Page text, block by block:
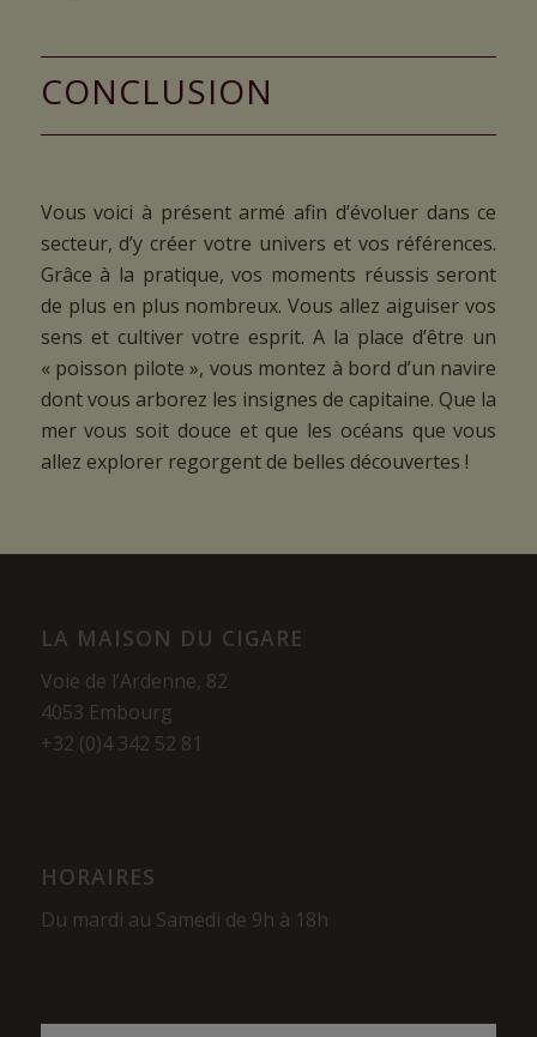
CONCLUSION
Vous voici à présent armé afin d’évoluer dans ce
secteur, d’y créer votre univers et vos références.
Grâce à la pratique, vos moments réussis seront
de plus en plus nombreux. Vous allez aiguiser vos
sens et cultiver votre esprit. A la place d’être un
« poisson pilote », vous montez à bord d’un navire
dont vous arborez les insignes de capitaine. Que la
mer vous soit douce et que les océans que vous
allez explorer regorgent de belles découvertes !
LA MAISON DU CIGARE
Voie de l’Ardenne, 82
4053 Embourg
+32 (0)4 342 52 81
HORAIRES
Du mardi au Samedi de 9h à 18h